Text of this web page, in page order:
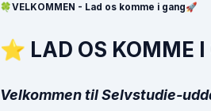
🍀VELKOMMEN - Lad os komme i gang🚀
⭐ LAD OS KOMME I
Velkommen til Selvstudie-